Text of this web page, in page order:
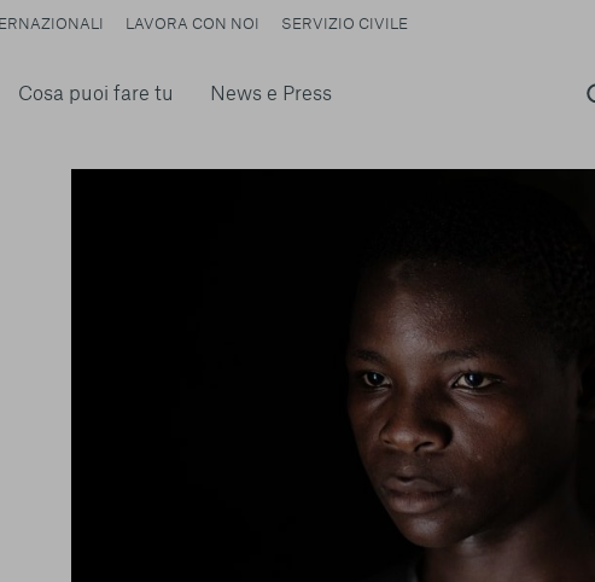
Cosa puoi fare tu News e Press
LAVORA CON NOI SERVIZIO CIVILE